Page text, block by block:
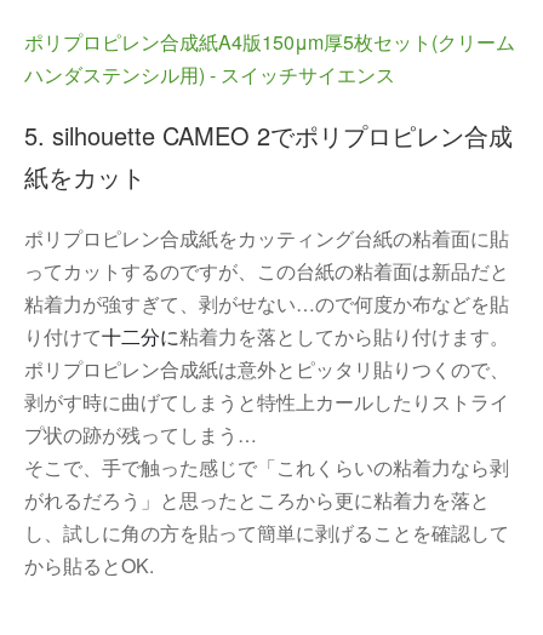
ポリプロピレン合成紙A4版150μm厚5枚セット(クリーム
ハンダステンシル用) - スイッチサイエンス
5. silhouette CAMEO 2でポリプロピレン合成
紙をカット
ポリプロピレン合成紙をカッティング台紙の粘着面に貼
ってカットするのですが、この台紙の粘着面は新品だと
粘着力が強すぎて、剥がせない…ので何度か布などを貼
り付けて十二分に粘着力を落としてから貼り付けます。
ポリプロピレン合成紙は意外とピッタリ貼りつくので、
剥がす時に曲げてしまうと特性上カールしたりストライ
プ状の跡が残ってしまう…
そこで、手で触った感じで「これくらいの粘着力なら剥
がれるだろう」と思ったところから更に粘着力を落と
し、試しに角の方を貼って簡単に剥げることを確認して
から貼るとOK.